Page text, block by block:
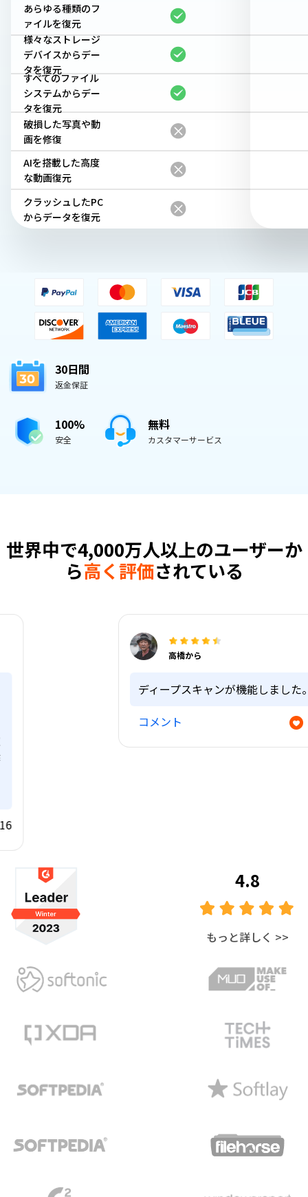
あらゆる種類のフ
ァイルを復元
様々なストレージ
デバイスからデー
タを復元
すべてのファイル
システムからデー
タを復元
破損した写真や動
画を修復
AIを搭載した高度
な動画復元
クラッシュしたPC
からデータを復元
30日間
返金保証
100%
安全
無料
カスタマーサービス
世界中で4,000万人以上のユーザーか
ら高く評価されている
高橋から
ディープスキャンが機能しました。
コメント
4.8
もっと詳しく >>